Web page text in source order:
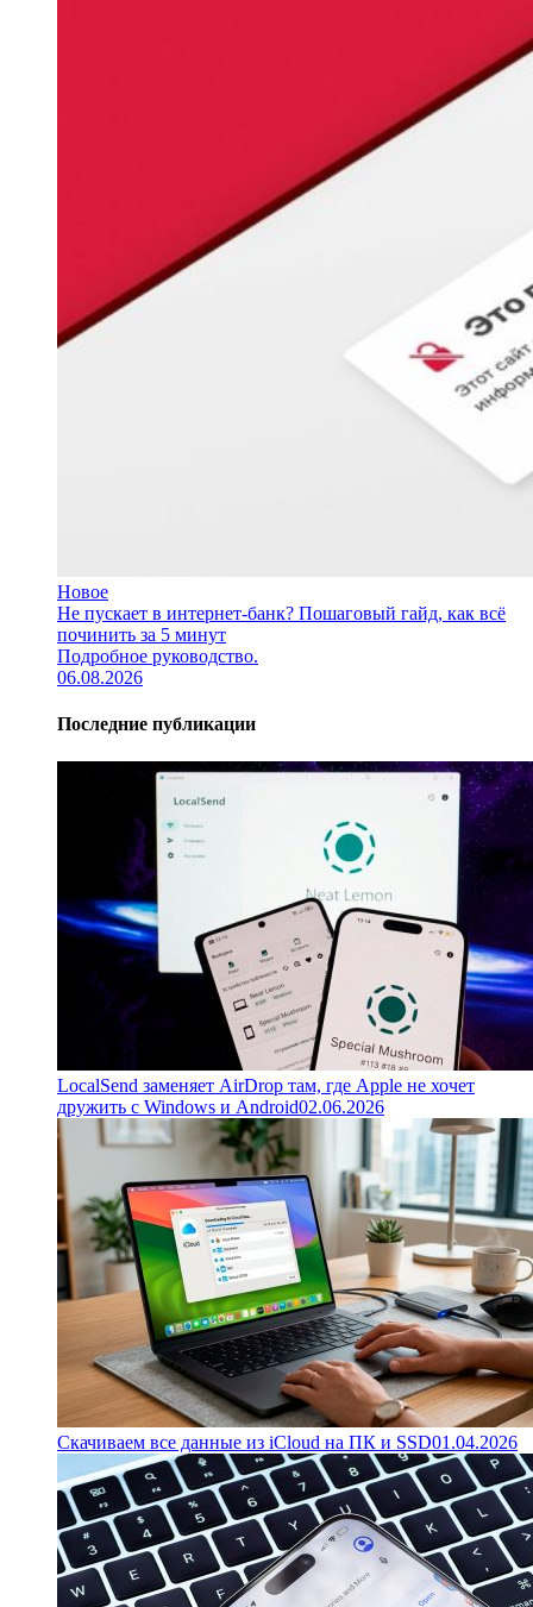
Новое
Не пускает в интернет-банк? Пошаговый гайд, как всё
починить за 5 минут
Подробное руководство.
06.08.2026
Последние публикации
LocalSend заменяет AirDrop там, где Apple не хочет
дружить с Windows и Android02.06.2026
Скачиваем все данные из iCloud на ПК и SSD01.04.2026